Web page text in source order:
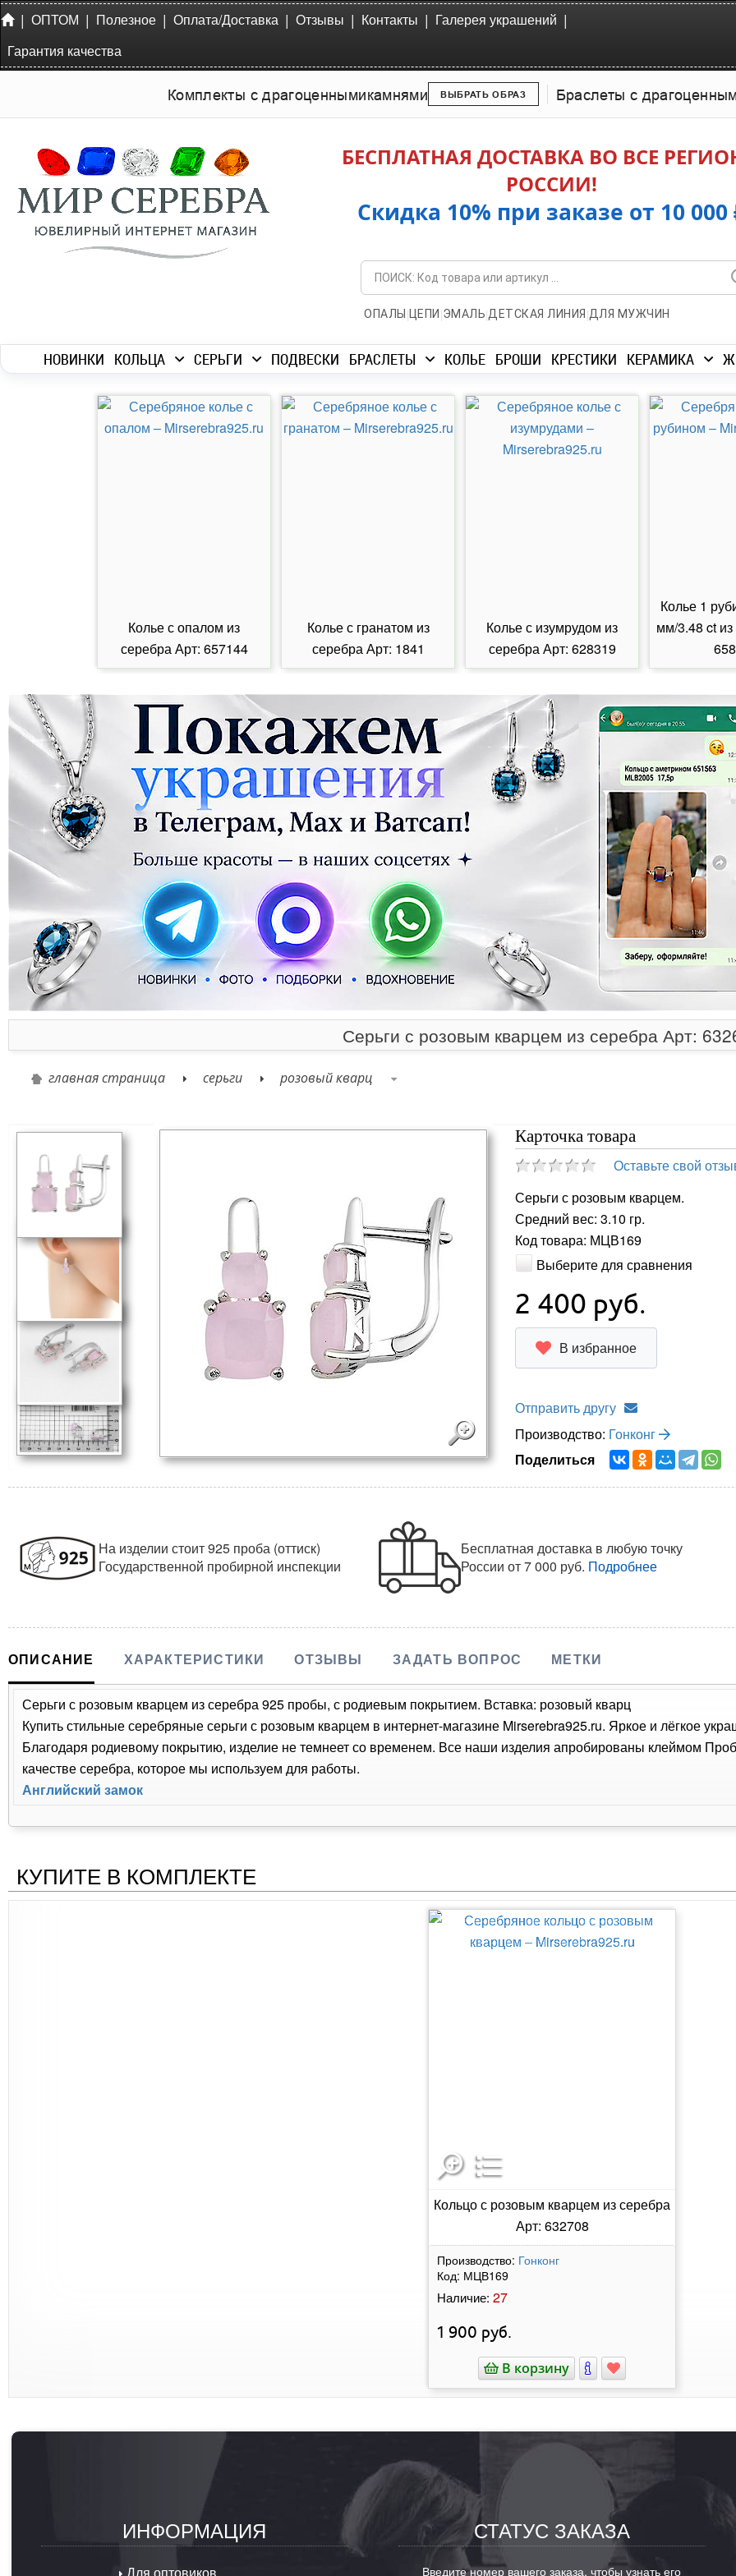
| ОПТОМ | Полезное | Оплата/Доставка | Отзывы | Контакты | Галерея украшений |
Гарантия качества
Комплекты с драгоценнымикамнями ВЫБРАТЬ ОБРАЗ Браслеты с
БЕСПЛАТНАЯ ДОСТАВКА ВО ВСЕ
РОССИИ!
Скидка 10% при заказе от 10 000
ОПАЛЫ | ЦЕПИ |ЭМАЛЬ|ДЕТСКАЯ ЛИНИЯ |ДЛЯ МУЖЧИН
НОВИНКИ КОЛЬЦА СЕРЬГИ ПОДВЕСКИ БРАСЛЕТЫ КОЛЬЕ БРОШИ КРЕСТИКИ КЕРАМИКА
Колье с опалом из
серебра Арт: 657144
Колье с гранатом из
серебра Арт: 1841
Колье с изумрудом из
серебра Арт: 628319
Колье 1
мм/3.48 ct
Серьги с розовым кварцем из серебра Арт:
главная страница серьги розовый кварц
Карточка товара
Оставьте свой
Серьги с розовым кварцем.
Средний вес: 3.10 гр.
Код товара: МЦВ169
Выберите для сравнения
2 400 руб.
В избранное
Отправить другу
Производство: Гонконг
Поделиться
На изделии стоит 925 проба (оттиск)
Государственной пробирной инспекции
Бесплатная доставка в любую точку
Россииот 7 000 руб. Подробнее
ОПИСАНИЕ ХАРАКТЕРИСТИКИ ОТЗЫВЫ ЗАДАТЬ ВОПРОС МЕТКИ
Серьги с розовым кварцем из серебра 925 пробы, с родиевым покрытием. Вставка: розовый кварц
Купить стильные серебряные серьги с розовым кварцем в интернет-магазине Mirserebra925.ru. Яркое и лёгкое
Благодаря родиевому покрытию, изделие не темнеет со временем. Все наши изделия апробированы клеймом
качестве серебра, которое мы используем для работы.
Английский замок
КУПИТЕ В КОМПЛЕКТЕ
Кольцо с розовым кварцем из серебра
Арт: 632708
Производство: Гонконг
Код: МЦВ169
Наличие: 27
1 900 руб.
В корзину
ИНФОРМАЦИЯ
Для оптовиков
СТАТУС ЗАКАЗА
Введите номер вашего заказа, чтобы узнать его